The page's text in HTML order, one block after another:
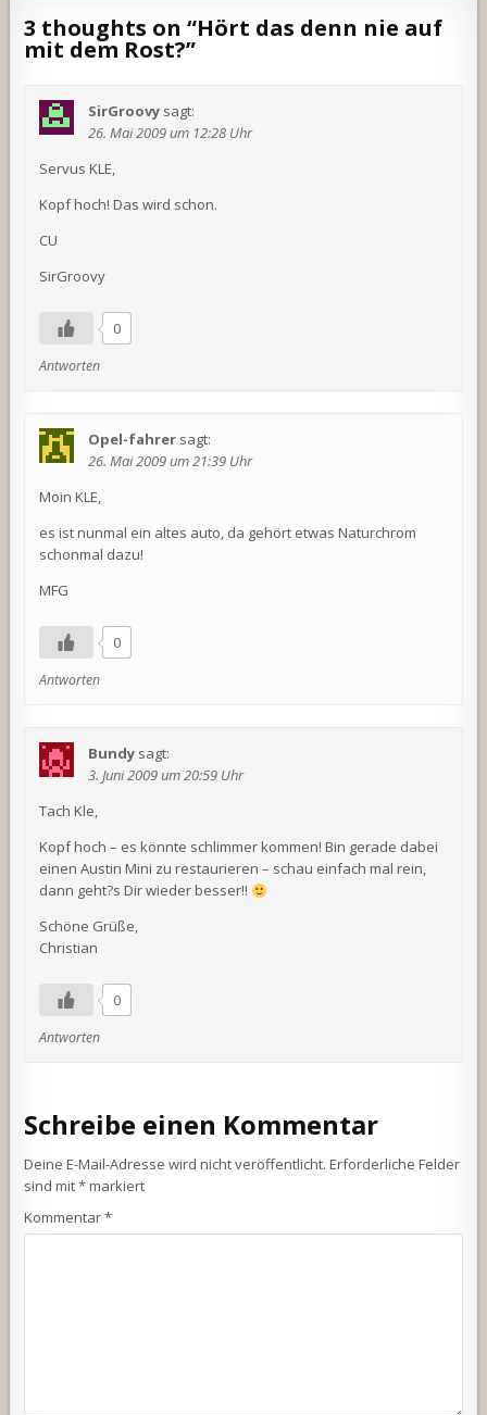
3 thoughts on “Hört das denn nie auf
mit dem Rost?”
SirGroovy sagt:
26. Mai 2009 um 12:28 Uhr
Servus KLE,
Kopf hoch! Das wird schon.
CU
SirGroovy
0
Antworten
Opel-fahrer sagt:
26. Mai 2009 um 21:39 Uhr
Moin KLE,
es ist nunmal ein altes auto, da gehört etwas Naturchrom
schonmal dazu!
MFG
0
Antworten
Bundy sagt:
3. Juni 2009 um 20:59 Uhr
Tach Kle,
Kopf hoch – es könnte schlimmer kommen! Bin gerade dabei
einen Austin Mini zu restaurieren – schau einfach mal rein,
dann geht?s Dir wieder besser!!
Schöne Grüße,
Christian
0
Antworten
Schreibe einen Kommentar
Deine E-Mail-Adresse wird nicht veröffentlicht. Erforderliche Felder
sind mit*markiert
Kommentar*